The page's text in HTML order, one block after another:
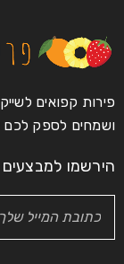
פירות קפואים
ושמחים לספק לכם
הירשמו למבצעים